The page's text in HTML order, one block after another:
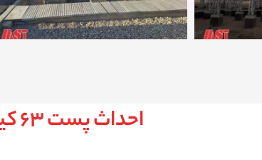
احداث پست 63 کیلو ولت سرخه سمنان